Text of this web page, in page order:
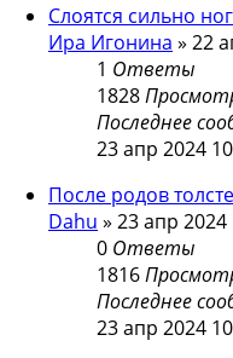
Слоятся сильно
Ира Игонина » 22
1 Ответы
1828
Последнее
23 апр 2024
После родов
Dahu » 23 апр 2024
0 Ответы
1816
Последнее
23 апр 2024